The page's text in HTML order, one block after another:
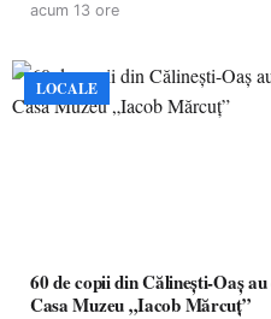
acum 13 ore
LOCALE
60 de copii din Călinești-Oaș
Casa Muzeu „Iacob Mărcuț”